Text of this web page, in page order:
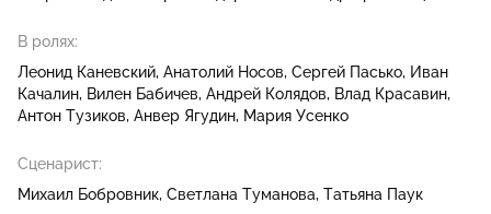
В ролях:
Леонид Каневский Анатолий Носов Сергей Пасько Иван
Качалин Вилен Бабичев Андрей Колядов
Влад Красавин
Антон Тузиков Анвер Ягудин Мария Усенко
Сценарист:
Михаил Бобровник Светлана Туманова Татьяна Паук